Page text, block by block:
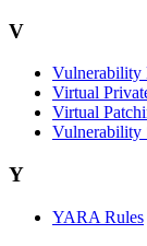
V
Vulnerability
Virtual
Virtual
Vulnerability
Y
YARA Rules